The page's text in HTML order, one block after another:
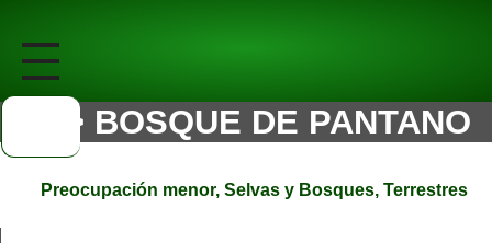
> BOSQUE DE PANTANO
Preocupación menor, Selvas y Bosques, Terrestres